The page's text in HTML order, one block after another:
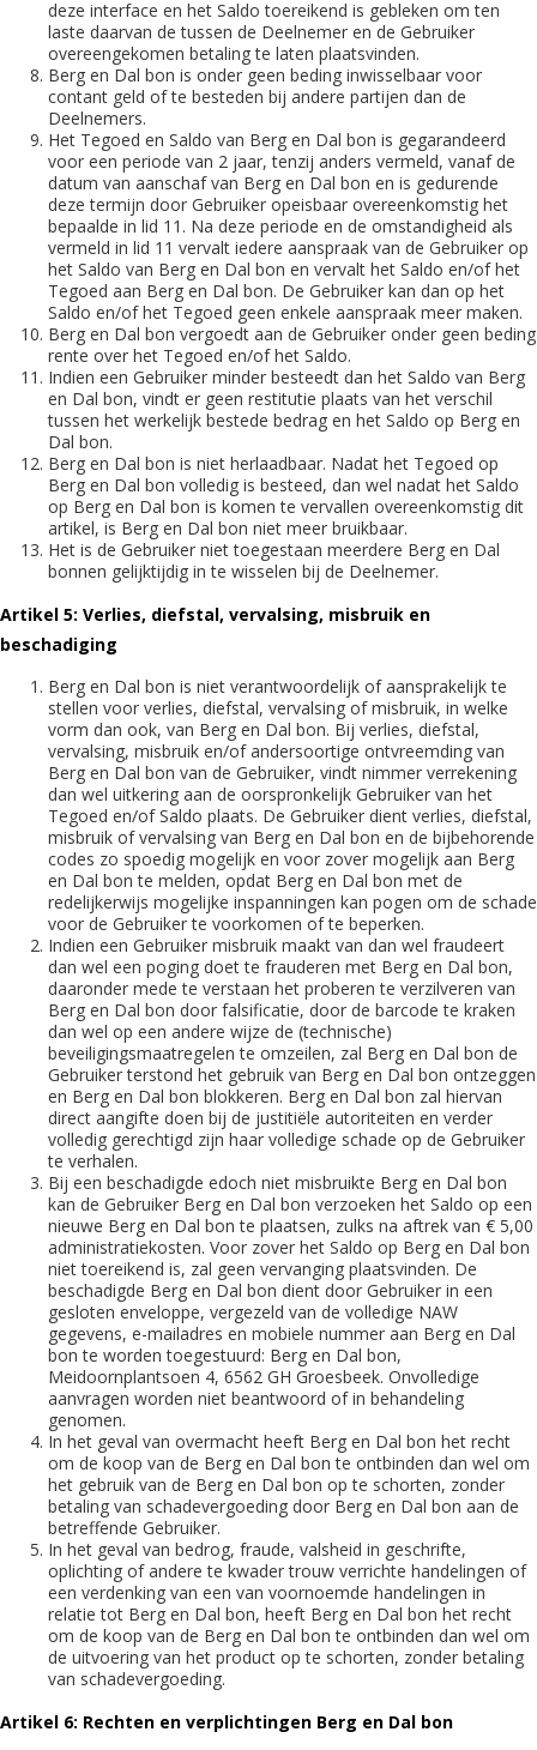
deze interface en het Saldo toereikend is gebleken om ten
laste daarvan de tussen de Deelnemer en de Gebruiker
overeengekomen betaling te laten plaatsvinden.
Berg en Dal bon is onder geen beding inwisselbaar voor
contant geld of te besteden bij andere partijen dan de
Deelnemers.
Het Tegoed en Saldo van Berg en Dal bon is gegarandeerd
voor een periode van 2 jaar, tenzij anders vermeld, vanaf de
datum van aanschaf van Berg en Dal bon en is gedurende
deze termijn door Gebruiker opeisbaar overeenkomstig het
bepaalde in lid 11. Na deze periode en de omstandigheid als
vermeld in lid 11 vervalt iedere aanspraak van de Gebruiker op
het Saldo van Berg en Dal bon en vervalt het Saldo en/of het
Tegoed aan Berg en Dal bon. De Gebruiker kan dan op het
Saldo en/of het Tegoed geen enkele aanspraak meer maken.
Berg en Dal bon vergoedt aan de Gebruiker onder geen beding
rente over het Tegoed en/of het Saldo.
Indien een Gebruiker minder besteedt dan het Saldo van Berg
en Dal bon, vindt er geen restitutie plaats van het verschil
tussen het werkelijk bestede bedrag en het Saldo op Berg en
Dal bon.
Berg en Dal bon is niet herlaadbaar. Nadat het Tegoed op
Berg en Dal bon volledig is besteed, dan wel nadat het Saldo
op Berg en Dal bon is komen te vervallen overeenkomstig dit
artikel, is Berg en Dal bon niet meer bruikbaar.
Het is de Gebruiker niet toegestaan meerdere Berg en Dal
bonnen gelijktijdig in te wisselen bij de Deelnemer.
Artikel 5: Verlies, diefstal, vervalsing, misbruik en
beschadiging
Berg en Dal bon is niet verantwoordelijk of aansprakelijk te
stellen voor verlies, diefstal, vervalsing of misbruik, in welke
vorm dan ook, van Berg en Dal bon. Bij verlies, diefstal,
vervalsing, misbruik en/of andersoortige ontvreemding van
Berg en Dal bon van de Gebruiker, vindt nimmer verrekening
dan wel uitkering aan de oorspronkelijk Gebruiker van het
Tegoed en/of Saldo plaats. De Gebruiker dient verlies, diefstal,
misbruik of vervalsing van Berg en Dal bon en de bijbehorende
codes zo spoedig mogelijk en voor zover mogelijk aan Berg
en Dal bon te melden, opdat Berg en Dal bon met de
redelijkerwijs mogelijke inspanningen kan pogen om de schade
voor de Gebruiker te voorkomen of te beperken.
Indien een Gebruiker misbruik maakt van dan wel fraudeert
dan wel een poging doet te frauderen met Berg en Dal bon,
daaronder mede te verstaan het proberen te verzilveren van
Berg en Dal bon door falsificatie, door de barcode te kraken
dan wel op een andere wijze de (technische)
beveiligingsmaatregelen te omzeilen, zal Berg en Dal bon de
Gebruiker terstond het gebruik van Berg en Dal bon ontzeggen
en Berg en Dal bon blokkeren. Berg en Dal bon zal hiervan
direct aangifte doen bij de justitiële autoriteiten en verder
volledig gerechtigd zijn haar volledige schade op de Gebruiker
te verhalen.
Bij een beschadigde edoch niet misbruikte Berg en Dal bon
kan de Gebruiker Berg en Dal bon verzoeken het Saldo op een
nieuwe Berg en Dal bon te plaatsen, zulks na aftrek van € 5,00
administratiekosten. Voor zover het Saldo op Berg en Dal bon
niet toereikend is, zal geen vervanging plaatsvinden. De
beschadigde Berg en Dal bon dient door Gebruiker in een
gesloten enveloppe, vergezeld van de volledige NAW
gegevens, e-mailadres en mobiele nummer aan Berg en Dal
bon te worden toegestuurd: Berg en Dal bon,
Meidoornplantsoen 4, 6562 GH Groesbeek. Onvolledige
aanvragen worden niet beantwoord of in behandeling
genomen.
In het geval van overmacht heeft Berg en Dal bon het recht
om de koop van de Berg en Dal bon te ontbinden dan wel om
het gebruik van de Berg en Dal bon op te schorten, zonder
betaling van schadevergoeding door Berg en Dal bon aan de
betreffende Gebruiker.
In het geval van bedrog, fraude, valsheid in geschrifte,
oplichting of andere te kwader trouw verrichte handelingen of
een verdenking van een van voornoemde handelingen in
relatie tot Berg en Dal bon, heeft Berg en Dal bon het recht
om de koop van de Berg en Dal bon te ontbinden dan wel om
de uitvoering van het product op te schorten, zonder betaling
van schadevergoeding.
Artikel 6: Rechten en verplichtingen Berg en Dal bon